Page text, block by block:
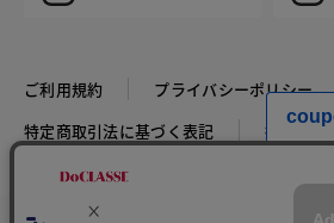
ご利用規約
プライバシーポリシー
特定商取引法に基づく表記
推奨環境
COPYRIGHT © DoCLASSE ALL RIGHTS RESERVED.